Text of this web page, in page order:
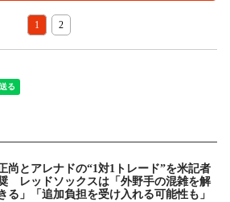
1 2
尚とアレナドの“1対1トレード”を米記者
レッドソックスは「外野手の混雑を解
る」「追加負担を受け入れる可能性も」